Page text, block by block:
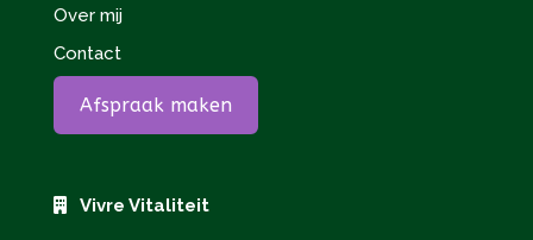
Over mij
Contact
Afspraak maken
Vivre Vitaliteit